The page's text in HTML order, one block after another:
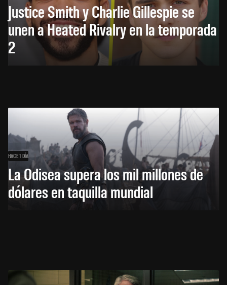
Justice Smith y Charlie Gillespie se
unen a Heated Rivalry en la temporada
2
HACE 1 DÍA
La Odisea supera los mil millones de
dólares en taquilla mundial